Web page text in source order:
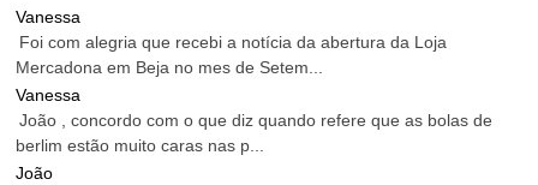
Vanessa
Foi com alegria que recebi a notícia da abertura da Loja
Mercadona em Beja no mes de Setem...
Vanessa
João , concordo com o que diz quando refere que as bolas de
berlim estão muito caras nas p...
João